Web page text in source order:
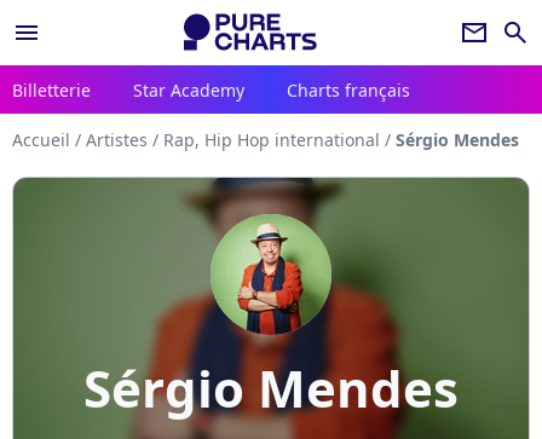
menu newsletter search
Billetterie Star Academy Charts français
Accueil / Artistes / Rap, Hip Hop international / Sérgio Mendes
Sérgio Mendes